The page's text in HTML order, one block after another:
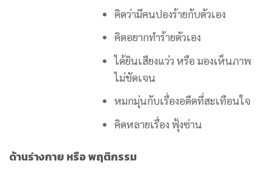
คิดว่ามีคนปองร้ายกับตัวเอง
คิดอยากทำร้ายตัวเอง
ได้ยินเสียงแว่ว หรือ มองเห็นภาพ
ไม่ชัดเจน
หมกมุ่นกับเรื่องอดีตที่สะเทือนใจ
คิดหลายเรื่อง ฟุ้งซ่าน
ด้านร่างกาย หรือ พฤติกรรม